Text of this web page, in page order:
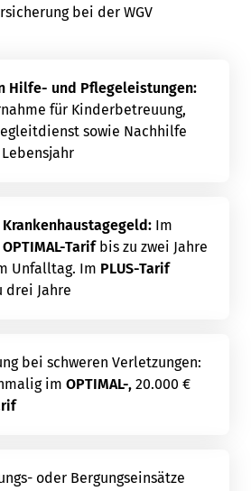
bei der WGV
Hilfe- und Pflegeleistungen:
für Kinderbetreuung,
sowie Nachhilfe
Im
OPTIMAL-Tarifbis zu zwei Jahre
Unfalltag. Im PLUS-Tarif
drei Jahre
bei schweren Verletzungen:
im OPTIMAL-, 20.000 €
oder Bergungseinsätze